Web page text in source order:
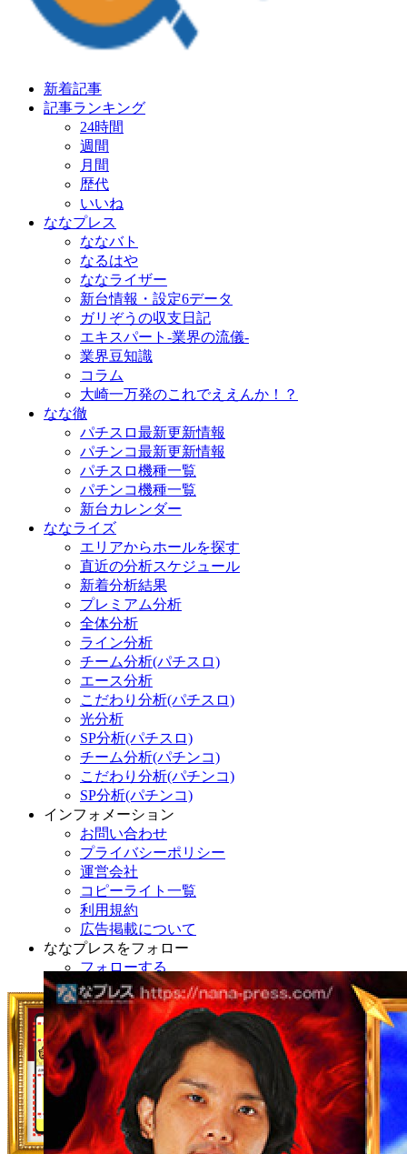
新着記事
記事ランキング
24時間
週間
月間
歴代
いいね
ななプレス
ななバト
なるはや
ななライザー
新台情報・設定6データ
ガリぞうの収支日記
エキスパート-業界の流儀-
業界豆知識
コラム
大崎一万発のこれでええんか！？
なな徹
パチスロ最新更新情報
パチンコ最新更新情報
パチスロ機種一覧
パチンコ機種一覧
新台カレンダー
ななライズ
エリアからホールを探す
直近の分析スケジュール
新着分析結果
プレミアム分析
全体分析
ライン分析
チーム分析(パチスロ)
エース分析
こだわり分析(パチスロ)
光分析
SP分析(パチスロ)
チーム分析(パチンコ)
こだわり分析(パチンコ)
SP分析(パチンコ)
インフォメーション
お問い合わせ
プライバシーポリシー
運営会社
コピーライト一覧
利用規約
広告掲載について
ななプレスをフォロー
フォローする
設定狙いで座ったリゼロで、約200000分の1とも噂
されるフリーズを引いたタク。手堅い立ち回りで